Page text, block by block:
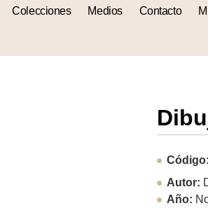
Colecciones Medios Contacto
Código:
Autor:
Año: